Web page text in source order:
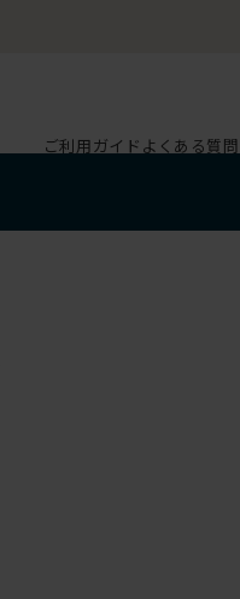
ご利用ガイド よくある質問